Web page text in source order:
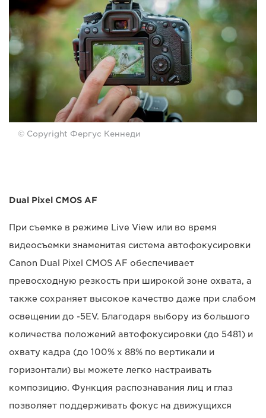
© Copyright Фергус Кеннеди
Dual Pixel CMOS AF
При съемке в режиме Live View или во время
видеосъемки знаменитая система автофокусировки
Canon Dual Pixel CMOS AF обеспечивает
превосходную резкость при широкой зоне охвата, а
также сохраняет высокое качество даже при слабом
освещении до -5EV. Благодаря выбору из большого
количества положений автофокусировки (до 5481) и
охвату кадра (до 100% x 88% по вертикали и
горизонтали) вы можете легко настраивать
композицию. Функция распознавания лиц и глаз
позволяет поддерживать фокус на движущихся